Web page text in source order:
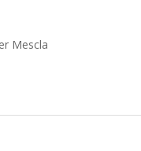
Mescla